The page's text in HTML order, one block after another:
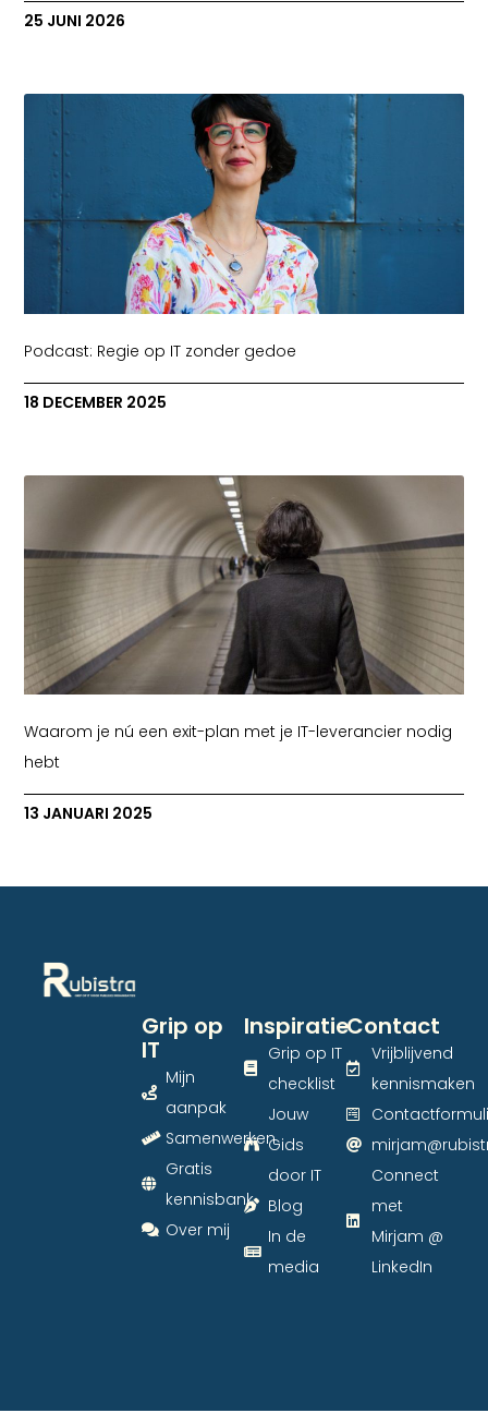
25 JUNI 2026
Podcast: Regie op IT zonder gedoe
18 DECEMBER 2025
Waarom je nú een exit-plan met je IT-leverancier nodig
hebt
13 JANUARI 2025
Grip op
IT
Mijn
aanpak
Samenwerken
Gratis
kennisbank
Over mij
Inspiratie
Grip op IT
checklist
Jouw
Gids
door IT
Blog
In de
media
Contact
Vrijblijvend
kennismaken
Connect
met
Mirjam @
LinkedIn